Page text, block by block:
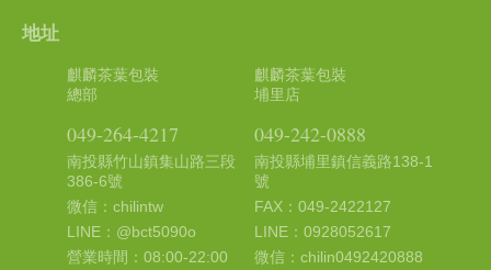
地址
麒麟茶葉包裝
總部
049-264-4217
南投縣竹山鎮集山路三段
386-6號
微信：chilintw
LINE：@bct5090o
營業時間：08:00-22:00
麒麟茶葉包裝
埔里店
049-242-0888
南投縣埔里鎮信義路138-1
號
FAX：049-2422127
LINE：0928052617
微信：chilin0492420888